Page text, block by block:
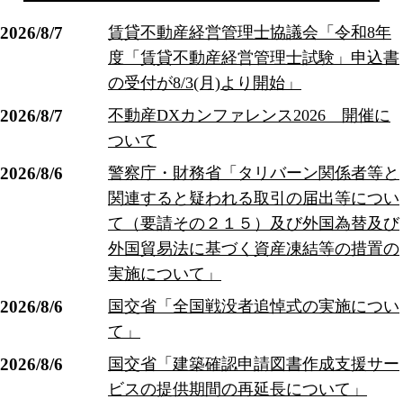
2026/8/7
賃貸不動産経営管理士協議会「令和8年
度「賃貸不動産経営管理士試験」申込書
の受付が8/3(月)より開始」
2026/8/7
不動産DXカンファレンス2026 開催に
ついて
2026/8/6
警察庁・財務省「タリバーン関係者等と
関連すると疑われる取引の届出等につい
て（要請その２１５）及び外国為替及び
外国貿易法に基づく資産凍結等の措置の
実施について」
2026/8/6
国交省「全国戦没者追悼式の実施につい
て」
2026/8/6
国交省「建築確認申請図書作成支援サー
ビスの提供期間の再延長について」